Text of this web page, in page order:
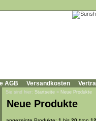
AGB Versandkosten
Sie sind hier: Startseite » Neue Produkte
Neue Produkte